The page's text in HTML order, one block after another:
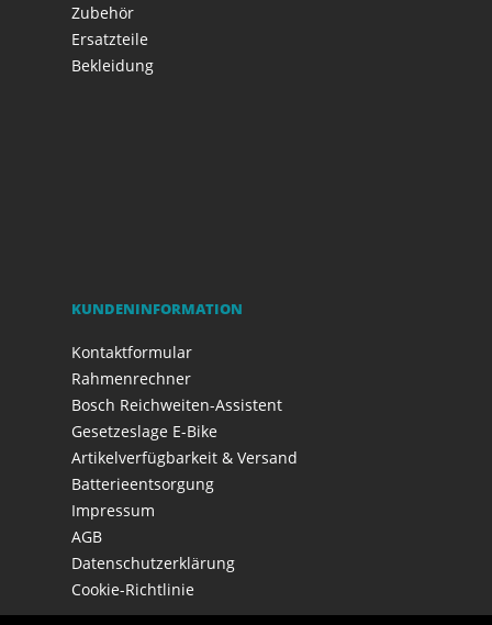
Zubehör
Ersatzteile
Bekleidung
KUNDENINFORMATION
Kontaktformular
Rahmenrechner
Bosch Reichweiten-Assistent
Gesetzeslage E-Bike
Artikelverfügbarkeit & Versand
Batterieentsorgung
Impressum
AGB
Datenschutzerklärung
Cookie-Richtlinie